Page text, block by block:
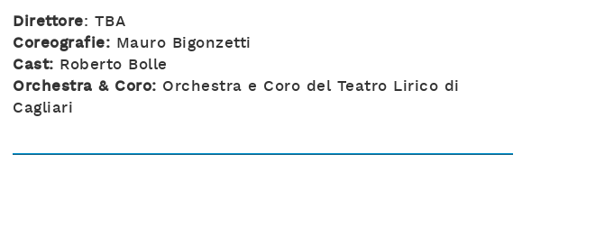
Direttore: TBA
Coreografie: Mauro Bigonzetti
Cast: Roberto Bolle
Orchestra & Coro: Orchestra e Coro del Teatro Lirico di
Cagliari